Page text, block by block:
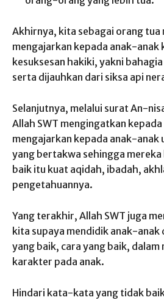
Akhirnya, kita sebagai orang tua
mengajarkan kepada anak-anak
kesuksesan hakiki, yakni
serta dijauhkan dari siksa api
Selanjutnya, melalui surat An-
Allah SWT mengingatkan
mengajarkan kepada anak-anak
yang bertakwa sehingga
baik itu kuat aqidah, ibadah,
pengetahuannya.
Yang terakhir, Allah SWT juga
kita supaya mendidik anak-anak
yang baik, cara yang baik,
karakter pada anak.
Hindari kata-kata yang tidak